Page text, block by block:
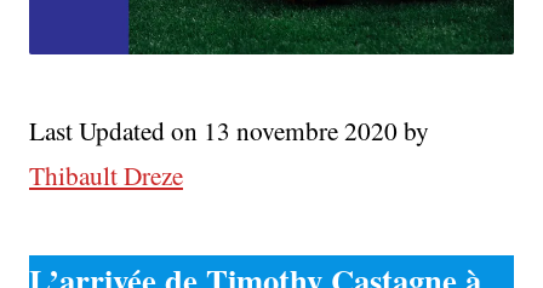
Last Updated on 13 novembre 2020 by
Thibault Dreze